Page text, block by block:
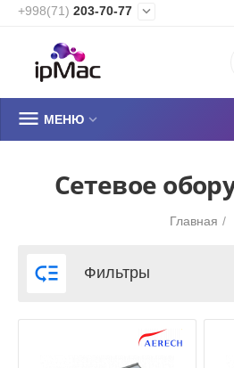
+998(71) 203-70-77 
 МЕНЮ 
Сетевое
Главная /
 Фильтры